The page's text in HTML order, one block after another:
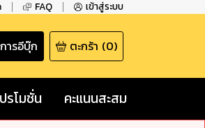
FAQ เข้าสู่ระบบ
ารอีบุ๊ก ตะกร้า (0)
รโมชั่น คะแนนสะสม